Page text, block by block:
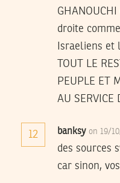
droite
Israeliens et
TOUT LE
PEUPLE ET
AU SERVICE
12 banksy on 19/
des sources
car sinon,